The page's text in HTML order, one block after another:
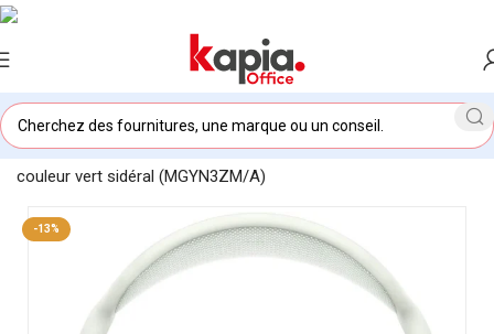
Accueil/KAPIA OFFICE MAROC/Casque Apple AirPods Max
couleur vert sidéral (MGYN3ZM/A)
-13%